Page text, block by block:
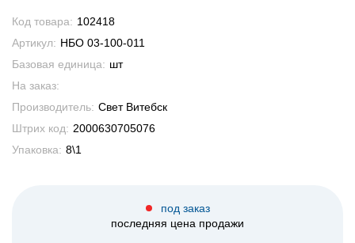
Код товара: 102418
Артикул: НБО 03-100-011
Базовая единица: шт
На заказ:
Производитель: Свет Витебск
Штрих код: 2000630705076
Упаковка: 8\1
под заказ
последняя цена продажи